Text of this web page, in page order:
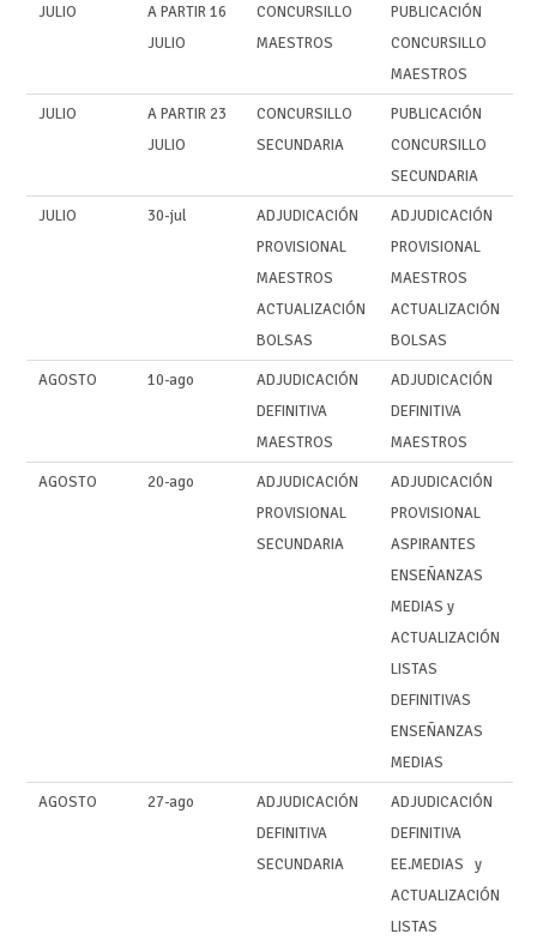
JULIO
A PARTIR 16
JULIO
CONCURSILLO
MAESTROS
PUBLICACIÓN
CONCURSILLO
MAESTROS
JULIO
A PARTIR 23
JULIO
CONCURSILLO
SECUNDARIA
PUBLICACIÓN
CONCURSILLO
SECUNDARIA
JULIO 30-jul
ADJUDICACIÓN
PROVISIONAL
MAESTROS
ACTUALIZACIÓN
BOLSAS
ADJUDICACIÓN
PROVISIONAL
MAESTROS
ACTUALIZACIÓN
BOLSAS
AGOSTO 10-ago
ADJUDICACIÓN
DEFINITIVA
MAESTROS
ADJUDICACIÓN
DEFINITIVA
MAESTROS
AGOSTO 20-ago
ADJUDICACIÓN
PROVISIONAL
SECUNDARIA
ADJUDICACIÓN
PROVISIONAL
ASPIRANTES
ENSEÑANZAS
MEDIAS y
ACTUALIZACIÓN
LISTAS
DEFINITIVAS
ENSEÑANZAS
MEDIAS
AGOSTO 27-ago
ADJUDICACIÓN
DEFINITIVA
SECUNDARIA
ADJUDICACIÓN
DEFINITIVA
EE.MEDIAS y
ACTUALIZACIÓN
LISTAS